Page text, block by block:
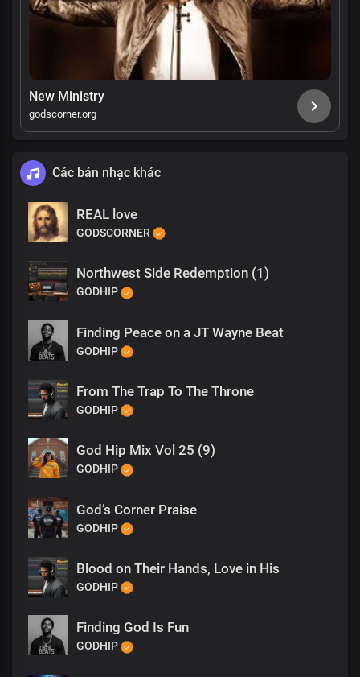
New Ministry
godscorner.org
Các bản nhạc khác
REAL love
GODSCORNER
Northwest Side Redemption (1)
GODHIP
Finding Peace on a JT Wayne Beat
GODHIP
From The Trap To The Throne
GODHIP
God Hip Mix Vol 25 (9)
GODHIP
God’s Corner Praise
GODHIP
Blood on Their Hands, Love in His
GODHIP
Finding God Is Fun
GODHIP